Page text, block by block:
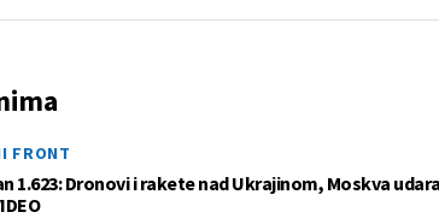
FRONT
1.623: Dronovi i rakete nad Ukrajinom, Moskva